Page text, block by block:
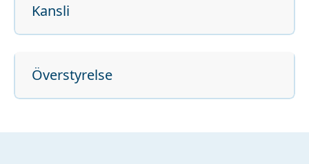
Kansli
Överstyrelse